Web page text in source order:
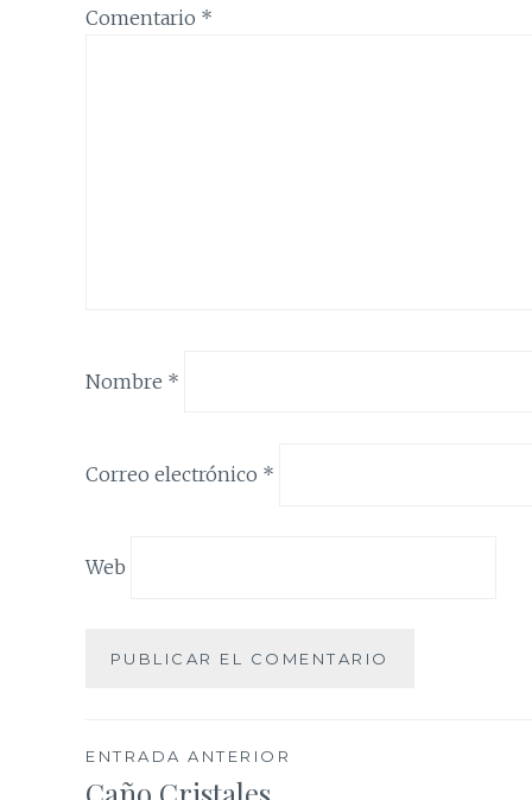
Comentario *
Nombre *
Correo electrónico *
Web
Navegación
ENTRADA ANTERIOR